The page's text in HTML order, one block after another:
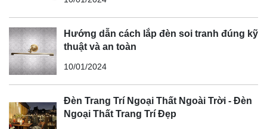
Hướng dẫn cách lắp đèn soi tranh đúng kỹ
thuật và an toàn
10/01/2024
Đèn Trang Trí Ngoại Thất Ngoài Trời - Đèn
Ngoại Thất Trang Trí Đẹp